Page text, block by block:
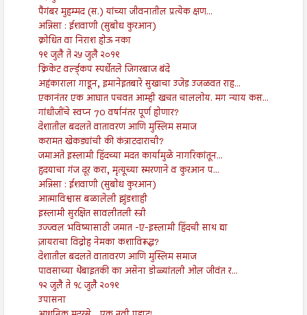
पैगंबर मुहम्मद (स.) यांच्या जीवनातील प्रत्येक क्षण...
अन्निसा : ईशवाणी (सुबोध कुरआन)
क्रोधित वा निराश होऊ नका
१९ जुलै ते २५ जुलै २०१९
क्रिकेट वर्ल्ड्कप स्पर्धेतले जिगरबाज बंदे
अहंकाराला गाडून, इमानेइतबारे सुखाचा उजेड उजळवत राह...
एकानंतर एक आघात पचवत आम्ही खचत चाललोय. मग न्याय कस...
गांधीजींचे स्वप्न 70 वर्षानंतर पूर्ण होणार?
देशातील बदलते वातावरण आणि मुस्लिम समाज
करामत खेकड्यांची की कंत्राटदाराची?
जमाअते इस्लामी हिंदच्या मदत कार्यामुळे नागरिकांतून...
हृदयाचा गंज दूर करा, मृत्यूच्या स्मरणाने व कुरआन प...
अन्निसा : ईशवाणी (सुबोध कुरआन)
आत्माविश्वास बळालेली झुंडशाही
इस्लामी सुरक्षित सावलीतली स्त्री
उज्ज्वल भविष्यासाठी जमात -ए-इस्लामी हिंदची साथ द्या
ज़ायराचा विद्रोह नेमका कशाविरूद्ध?
देशातील बदलते वातावरण आणि मुस्लिम समाज
पावसाच्या थेंबाइतकी का असेना डोळ्यांतली ओल जीवंत र...
१२ जुलै ते १८ जुलै २०१९
उपासना